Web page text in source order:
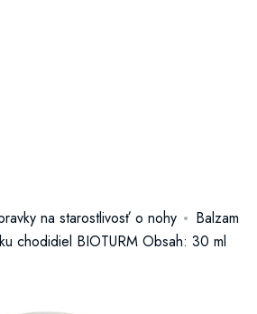
na starostlivosť o nohy
Balzam
chodidiel BIOTURM Obsah: 30 ml